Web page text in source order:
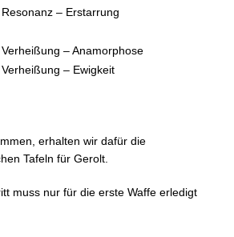
– Erstarrung
– Anamorphose
– Ewigkeit
erhalten wir dafür die
Tafeln für Gerolt.
muss nur für die erste Waffe erledigt